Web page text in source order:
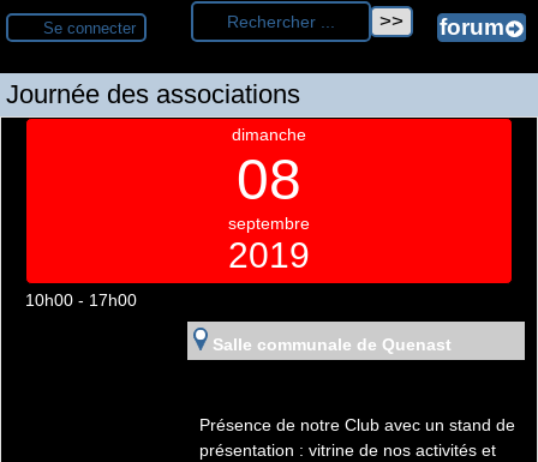
Se connecter
Journée des associations
dimanche
08
septembre
2019
10h00 - 17h00
Salle communale de Quenast
Présence de notre Club avec un stand de
présentation : vitrine de nos activités et